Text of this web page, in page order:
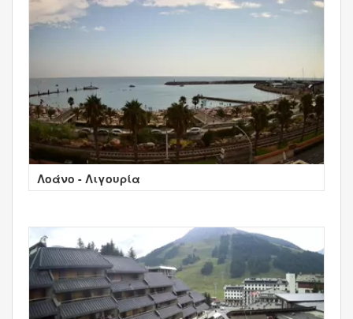
Λοάνο - Λιγουρία